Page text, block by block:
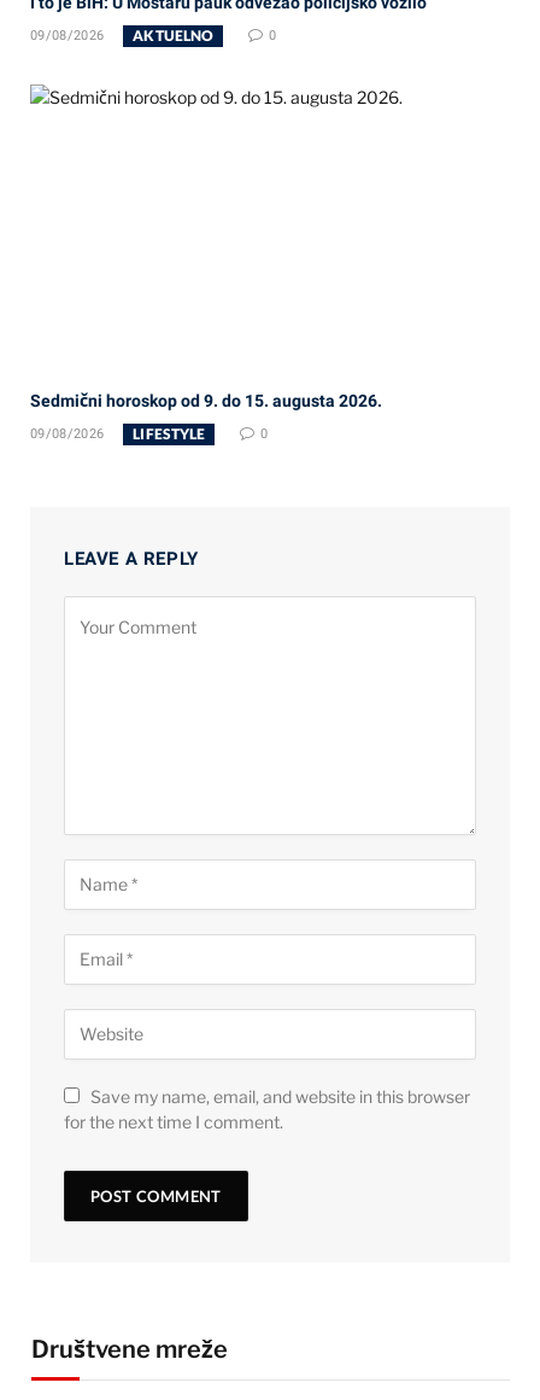
09/08/2026 AKTUELNO 0
Sedmični horoskop od 9. do 15. augusta 2026.
09/08/2026 LIFESTYLE 0
LEAVE A REPLY
Save my name, email, and website in this browser
for the next time I comment.
Društvene mreže